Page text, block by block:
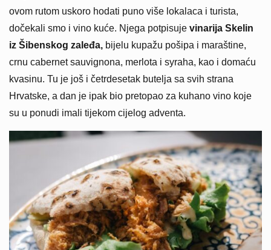
ovom rutom uskoro hodati puno više lokalaca i turista,
dočekali smo i vino kuće. Njega potpisuje vinarija Skelin
iz Šibenskog zaleđa, bijelu kupažu pošipa i maraštine,
crnu cabernet sauvignona, merlota i syraha, kao i domaću
kvasinu. Tu je još i četrdesetak butelja sa svih strana
Hrvatske, a dan je ipak bio pretopao za kuhano vino koje
su u ponudi imali tijekom cijelog adventa.